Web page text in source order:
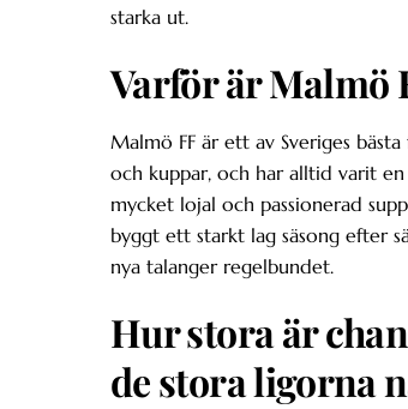
starka ut.
Varför är Malmö
Malmö FF är ett av Sveriges
och kuppar, och har alltid varit
mycket lojal och passionerad
byggt ett starkt lag säsong efter
nya talanger regelbundet.
Hur stora är
de stora ligorna